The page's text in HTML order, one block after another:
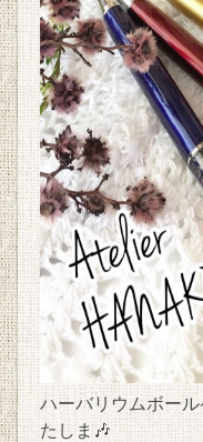
ハーバリウムボー
たしま🎶